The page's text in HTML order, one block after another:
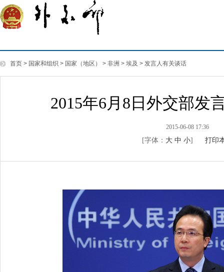
首页 > 国家和组织 > 国家（地区） > 非洲 > 埃及 > 发言人有关谈话
2015年6月8日外交部发
2015-06-08 17:36
[字体： 大 中 小] 打印